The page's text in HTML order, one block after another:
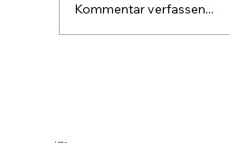
Kommentar verfassen...